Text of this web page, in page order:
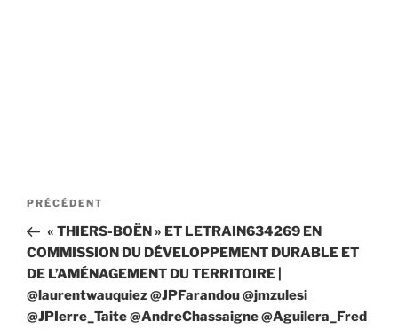
Navigation
l’article
Article
précédent
PRÉCÉDENT
« THIERS-BOËN » ET LETRAIN634269 EN
COMMISSION DU DÉVELOPPEMENT DURABLE ET
DE L’AMÉNAGEMENT DU TERRITOIRE |
@laurentwauquiez @JPFarandou @jmzulesi
@JPIerre_Taite @AndreChassaigne @Aguilera_Fred